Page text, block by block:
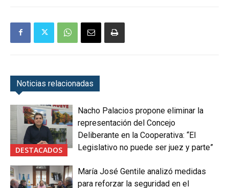
Noticias relacionadas
DESTACADOS
Nacho Palacios propone eliminar la
representación del Concejo
Deliberante en la Cooperativa: “El
Legislativo no puede ser juez y parte”
María José Gentile analizó medidas
para reforzar la seguridad en el